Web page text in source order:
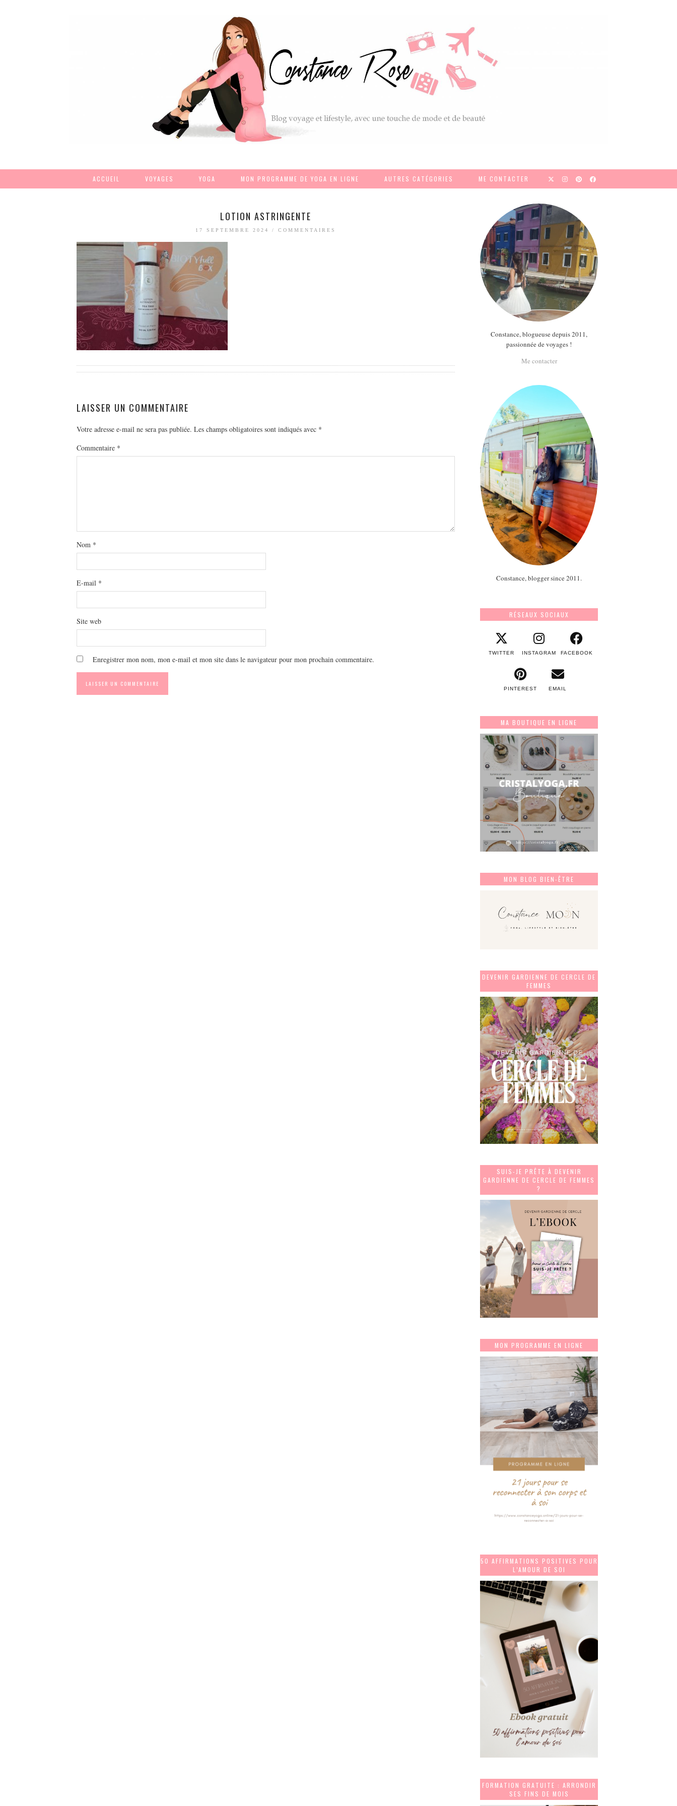
ACCUEIL VOYAGES YOGA MON PROGRAMME DE YOGA EN LIGNE AUTRES CATÉGORIES ME CONTACTER
LOTION ASTRINGENTE
17 SEPTEMBRE 2024 /COMMENTAIRES
LAISSER UN COMMENTAIRE
Votre adresse e-mail ne sera pas publiée. Les champs obligatoires sont indiqués avec *
Commentaire *
Nom *
E-mail *
Site web
Enregistrer mon nom, mon e-mail et mon site dans le navigateur pour mon prochain commentaire.
Constance, blogueuse depuis 2011,
passionnée de voyages !
Me contacter
Constance, blogger since 2011.
RÉSEAUX SOCIAUX
TWITTER INSTAGRAM FACEBOOK
PINTEREST EMAIL
MA BOUTIQUE EN LIGNE
MON BLOG BIEN-ÊTRE
DEVENIR GARDIENNE DE CERCLE DE
FEMMES
SUIS-JE PRÊTE À DEVENIR
GARDIENNE DE CERCLE DE FEMMES
?
MON PROGRAMME EN LIGNE
50 AFFIRMATIONS POSITIVES POUR
L’AMOUR DE SOI
FORMATION GRATUITE : ARRONDIR
SES FINS DE MOIS